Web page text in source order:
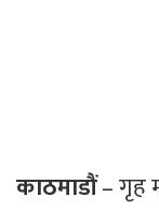
काठमाडौं– गृह